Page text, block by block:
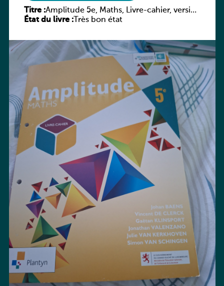
Titre :Amplitude 5e, Maths, Livre-cahier, version
luxembourgeoise
État du livre :Très bon état